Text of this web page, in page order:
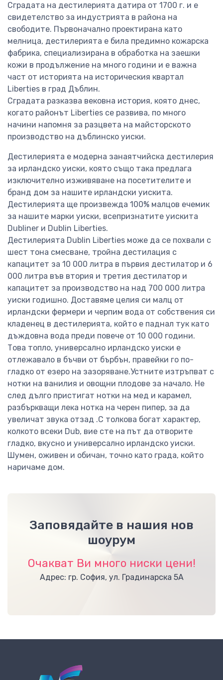
Сградата на дестилерията датира от 1700 г. и е
свидетелство за индустрията в района на
свободите. Първоначално проектирана като
мелница, дестилерията е била предимно кожарска
фабрика, специализирана в обработка на заешки
кожи в продължение на много години и е важна
част от историята на историческия квартал
Liberties в град Дъблин.
Сградата разказва вековна история, която днес,
когато районът Liberties се развива, по много
начини напомня за разцвета на майсторското
производство на дъблинско уиски.
Дестилерията е модерна занаятчийска дестилерия
за ирландско уиски, която също така предлага
изключително изживяване на посетителите и
бранд дом за нашите ирландски уискита.
Дестилерията ще произвежда 100% малцов ечемик
за нашите марки уиски, всепризнатите уискита
Dubliner и Dublin Liberties.
Дестилерията Dublin Liberties може да се похвали с
шест тона смесване, тройна дестилация с
капацитет за 10 000 литра в първия дестилатор и 6
000 литра във втория и третия дестилатор и
капацитет за производство на над 700 000 литра
уиски годишно. Доставяме целия си малц от
ирландски фермери и черпим вода от собствения си
кладенец в дестилерията, който е паднал тук като
дъждовна вода преди повече от 10 000 години.
Това топло, универсално ирландско уиски е
отлежавало в бъчви от бърбън, правейки го по-
гладко от езеро на зазоряване.Устните изтръпват с
нотки на ванилия и овощни плодове за начало. Не
след дълго пристигат нотки на мед и карамел,
разбъркващи лека нотка на черен пипер, за да
увеличат звука отзад .С толкова богат характер,
колкото всеки Dub, вие сте на път да отворите
гладко, вкусно и универсално ирландско уиски.
Шумен, оживен и обичан, точно като града, който
наричаме дом.
Заповядайте в нашия нов
шоурум
Очакват Ви много ниски цени!
Адрес: гр. София, ул. Градинарска 5А